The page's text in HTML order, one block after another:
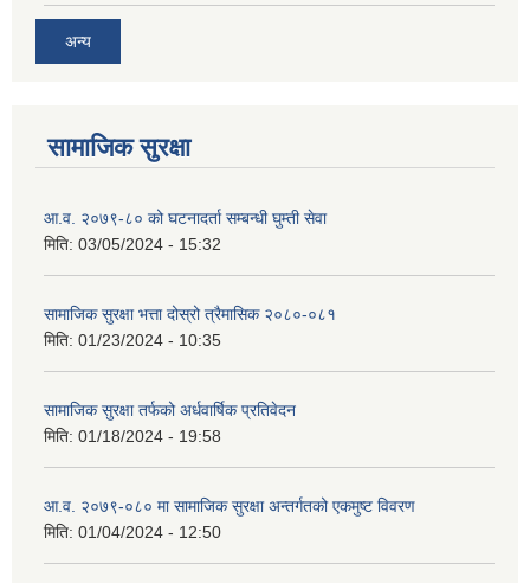
अन्य
सामाजिक सुरक्षा
आ.व. २०७९-८० को घटनादर्ता सम्बन्धी घुम्ती सेवा
मिति: 03/05/2024 - 15:32
सामाजिक सुरक्षा भत्ता दोस्रो त्रैमासिक २०८०-०८१
मिति: 01/23/2024 - 10:35
सामाजिक सुरक्षा तर्फको अर्धवार्षिक प्रतिवेदन
मिति: 01/18/2024 - 19:58
आ.व. २०७९-०८० मा सामाजिक सुरक्षा अन्तर्गतको एकमुष्ट विवरण
मिति: 01/04/2024 - 12:50